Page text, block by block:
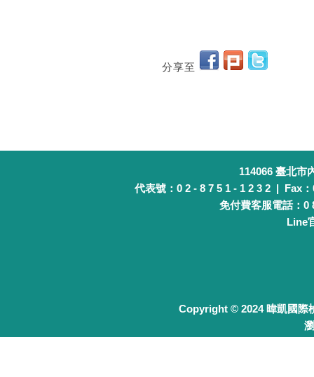
分享至
114066 臺北市
代表號：0 2 - 8 7 5 1 - 1 2 3 2 | Fax
免付費客服電話：0
Line
Copyright © 2024 暐凱國際